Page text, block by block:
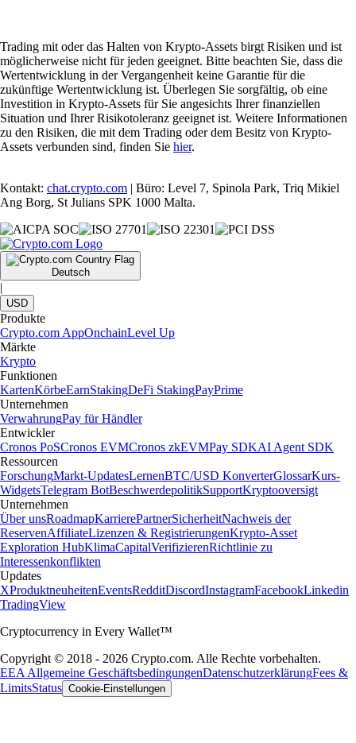
Trading mit oder das Halten von Krypto-Assets birgt Risiken und ist
möglicherweise nicht für jeden geeignet. Bitte beachten Sie, dass die
Wertentwicklung in der Vergangenheit keine Garantie für die
zukünftige Wertentwicklung ist. Überlegen Sie sorgfältig, ob eine
Investition in Krypto-Assets für Sie angesichts Ihrer finanziellen
Situation und Ihrer Risikotoleranz geeignet ist. Weitere Informationen
zu den Risiken, die mit dem Trading oder dem Besitz von Krypto-
Assets verbunden sind, finden Sie hier.
Kontakt: chat.crypto.com | Büro: Level 7, Spinola Park, Triq Mikiel
Ang Borg, St Julians SPK 1000 Malta.
Deutsch
|
USD
Produkte
Crypto.com AppOnchainLevel Up
Märkte
Krypto
Funktionen
KartenKörbeEarnStakingDeFi StakingPayPrime
Unternehmen
VerwahrungPay für Händler
Entwickler
Cronos PoSCronos EVMCronos zkEVMPay SDKAI Agent SDK
Ressourcen
ForschungMarkt-UpdatesLernenBTC/USD KonverterGlossarKurs-
WidgetsTelegram BotBeschwerdepolitikSupportKryptooversigt
Unternehmen
Über unsRoadmapKarrierePartnerSicherheitNachweis der
ReservenAffiliateLizenzen & RegistrierungenKrypto-Asset
Exploration HubKlimaCapitalVerifizierenRichtlinie zu
Interessenkonflikten
Updates
XProduktneuheitenEventsRedditDiscordInstagramFacebookLinkedin
TradingView
Cryptocurrency in Every Wallet™
Copyright © 2018 - 2026 Crypto.com. Alle Rechte vorbehalten.
EEA Allgemeine GeschäftsbedingungenDatenschutzerklärungFees &
LimitsStatus Cookie-Einstellungen